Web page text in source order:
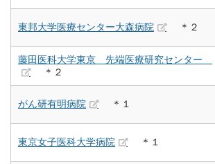
東邦大学医療センター大森病院 ＊２
藤田医科大学東京 先端医療研究センター
＊２
がん研有明病院 ＊１
東京女子医科大学病院 ＊１